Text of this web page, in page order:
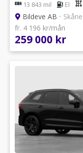
13 843 mil El
Bildeve AB • Skåne
fr. 4 196 kr/mån
259 000 kr